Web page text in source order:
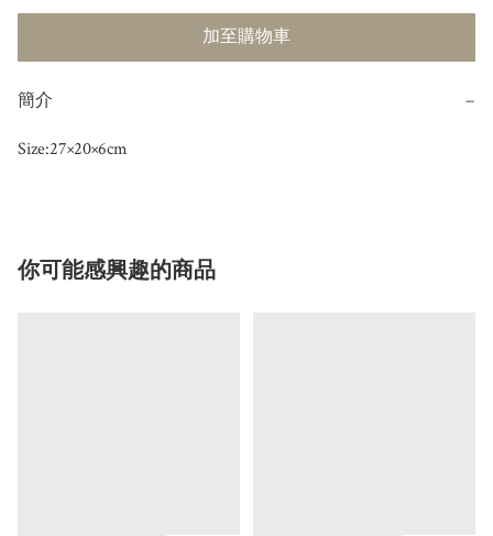
加至購物車
簡介 −
Size:27×20×6cm
你可能感興趣的商品